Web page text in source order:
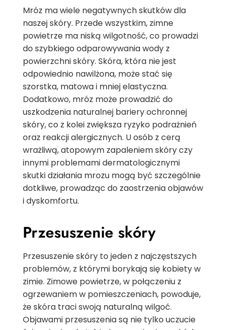
Mróz ma wiele negatywnych skutków dla
naszej skóry. Przede wszystkim, zimne
powietrze ma niską wilgotność, co prowadzi
do szybkiego odparowywania wody z
powierzchni skóry. Skóra, która nie jest
odpowiednio nawilżona, może stać się
szorstka, matowa i mniej elastyczna.
Dodatkowo, mróz może prowadzić do
uszkodzenia naturalnej bariery ochronnej
skóry, co z kolei zwiększa ryzyko podrażnień
oraz reakcji alergicznych. U osób z cerą
wrażliwą, atopowym zapaleniem skóry czy
innymi problemami dermatologicznymi
skutki działania mrozu mogą być szczególnie
dotkliwe, prowadząc do zaostrzenia objawów
i dyskomfortu.
Przesuszenie skóry
Przesuszenie skóry to jeden z najczęstszych
problemów, z którymi borykają się kobiety w
zimie. Zimowe powietrze, w połączeniu z
ogrzewaniem w pomieszczeniach, powoduje,
że skóra traci swoją naturalną wilgoć.
Objawami przesuszenia są nie tylko uczucie